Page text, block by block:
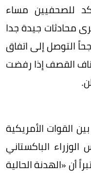
للصحفيين مساء
محادثات جيدة جدا
مرجحاً التوصل إلى اتفاق
القصف إذا رفضت
القوات الأمريكية
الباكستاني
أن «الهدنة الحالية